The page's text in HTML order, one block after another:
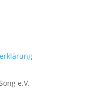
e.V.